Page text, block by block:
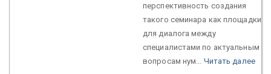
перспективность создания
такого семинара как площадки
для диалога между
специалистами по актуальным
вопросам нум... Читать далее